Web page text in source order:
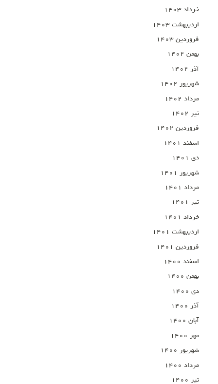
خرداد ۱۴۰۳
اردیبهشت ۱۴۰۳
فروردین ۱۴۰۳
بهمن ۱۴۰۲
آذر ۱۴۰۲
شهریور ۱۴۰۲
مرداد ۱۴۰۲
تیر ۱۴۰۲
فروردین ۱۴۰۲
اسفند ۱۴۰۱
دی ۱۴۰۱
شهریور ۱۴۰۱
مرداد ۱۴۰۱
تیر ۱۴۰۱
خرداد ۱۴۰۱
اردیبهشت ۱۴۰۱
فروردین ۱۴۰۱
اسفند ۱۴۰۰
بهمن ۱۴۰۰
دی ۱۴۰۰
آذر ۱۴۰۰
آبان ۱۴۰۰
مهر ۱۴۰۰
شهریور ۱۴۰۰
مرداد ۱۴۰۰
تیر ۱۴۰۰